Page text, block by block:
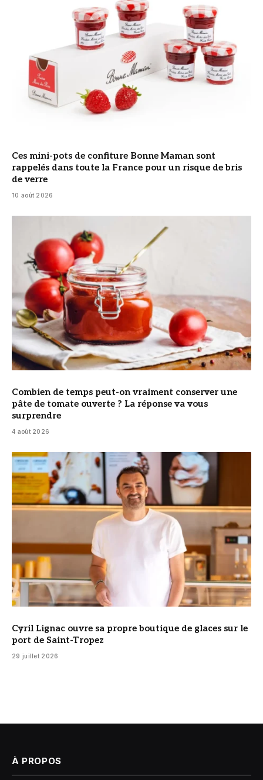
Ces mini-pots de confiture Bonne Maman sont
rappelés dans toute la France pour un risque de bris
de verre
10 août 2026
Combien de temps peut-on vraiment conserver une
pâte de tomate ouverte ? La réponse va vous
surprendre
4 août 2026
© Cyril Lignac
Cyril Lignac ouvre sa propre boutique de glaces sur le
port de Saint-Tropez
29 juillet 2026
À PROPOS